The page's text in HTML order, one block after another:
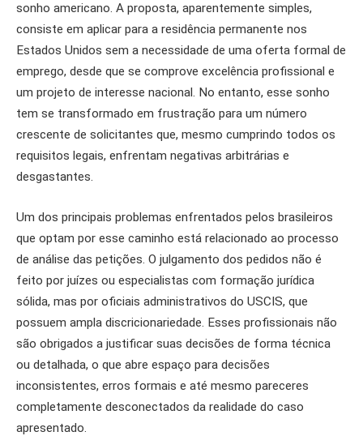
sonho americano. A proposta, aparentemente simples,
consiste em aplicar para a residência permanente nos
Estados Unidos sem a necessidade de uma oferta formal de
emprego, desde que se comprove excelência profissional e
um projeto de interesse nacional. No entanto, esse sonho
tem se transformado em frustração para um número
crescente de solicitantes que, mesmo cumprindo todos os
requisitos legais, enfrentam negativas arbitrárias e
desgastantes.
Um dos principais problemas enfrentados pelos brasileiros
que optam por esse caminho está relacionado ao processo
de análise das petições. O julgamento dos pedidos não é
feito por juízes ou especialistas com formação jurídica
sólida, mas por oficiais administrativos do USCIS, que
possuem ampla discricionariedade. Esses profissionais não
são obrigados a justificar suas decisões de forma técnica
ou detalhada, o que abre espaço para decisões
inconsistentes, erros formais e até mesmo pareceres
completamente desconectados da realidade do caso
apresentado.